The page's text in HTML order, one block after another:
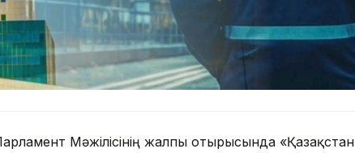
Мәжілісінің жалпы отырысында «Қазақстан